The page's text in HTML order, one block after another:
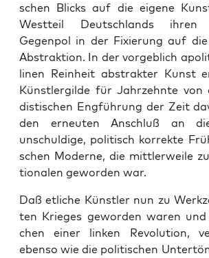
schen Blicks auf die eige­ne
West­teil Deutsch­lands ihren
Gegen­pol in der Fixie­rung auf
Abs­trak­ti­on. In der vor­geb­lich
li­nen Rein­heit abs­trak­ter Kunst
Künst­ler­gil­de für Jahr­zehn­te
dis­ti­schen Eng­füh­rung der Zeit
den erneu­ten Anschluß an
unschul­di­ge, poli­tisch kor­rek­te
schen Moder­ne, die mitt­ler­wei­le
tio­na­len gewor­den war.
Daß etli­che Künst­ler nun zu
ten Krie­ges gewor­den waren
chen einer lin­ken Revo­lu­ti­on,
eben­so wie die poli­ti­schen